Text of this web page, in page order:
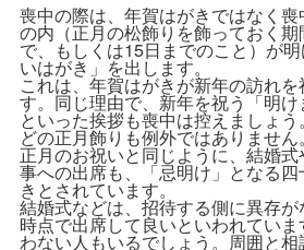
喪中の際は、年賀はがきではなく
の内（正月の松飾りを飾っておく期
で、もしくは15日までのこと）が
いはがき」を出します。
これは、年賀はがきが新年の訪れ
す。同じ理由で、新年を祝う「明け
といった挨拶も喪中は控えましょ
どの正月飾りも例外ではありません。
正月のお祝いと同じように、結婚
事への出席も、「忌明け」となる
きとされています。
結婚式などは、招待する側に異存
時点で出席して良いといわれてい
わない人もいるでしょう。周囲と